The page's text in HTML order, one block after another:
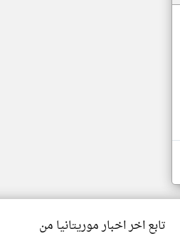
تابع اخر اخبار موريتانيا من